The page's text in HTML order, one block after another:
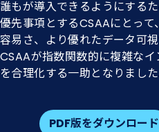
誰もが導入できるようにする
優先事項とするCSAAにとっ
容易さ、より優れたデータ可
CSAAが指数関数的に複雑な
を合理化する一助となりました
PDF版をダウンロード